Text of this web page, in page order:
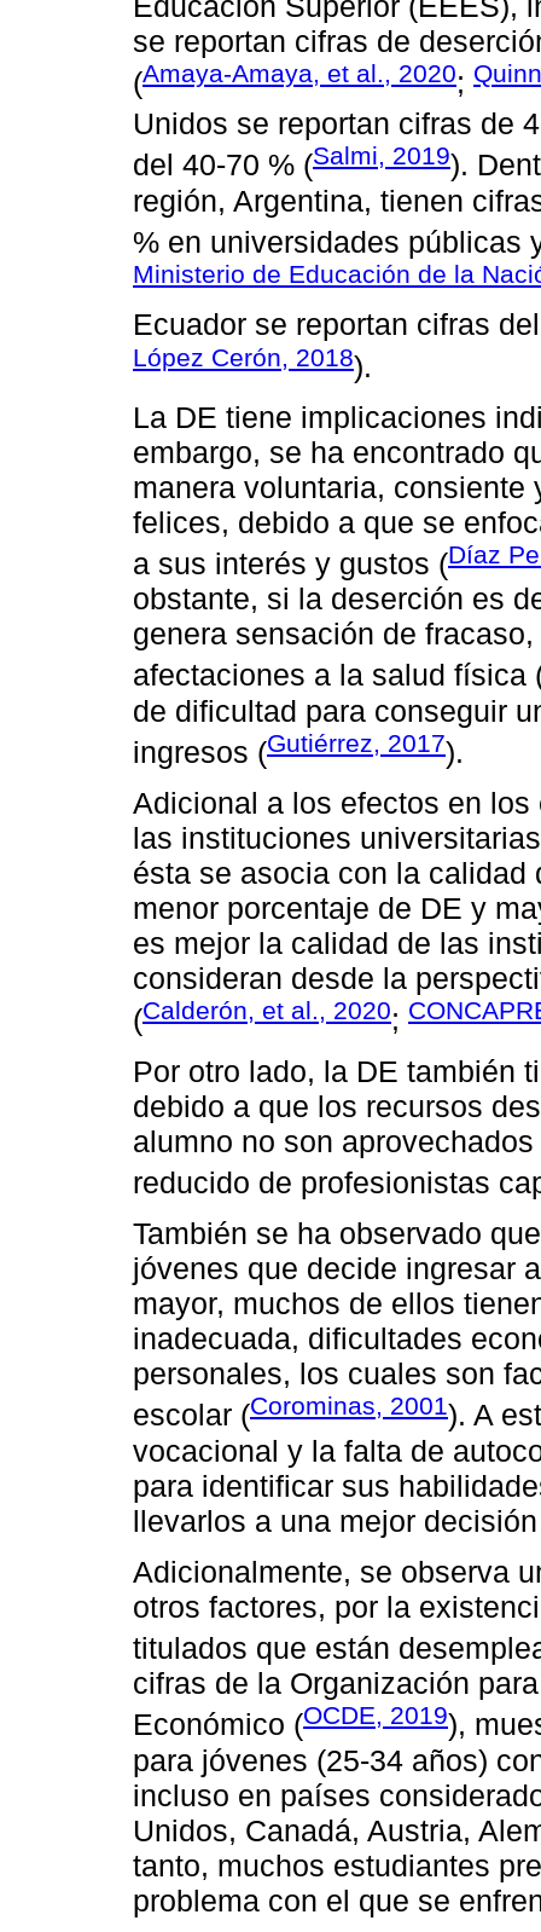
se reportan cifras de
(Amaya-Amaya, et al., 2020;
Unidos se reportan cifras de
del 40-70 % (Salmi, 2019).
región, Argentina, tienen
% en universidades públicas
Ministerio de Educación de la
Ecuador se reportan cifras
López Cerón, 2018).
La DE tiene implicaciones
embargo, se ha encontrado
manera voluntaria,
felices, debido a que se
a sus interés y gustos (Díaz
obstante, si la deserción es
genera sensación de
afectaciones a la salud física
de dificultad para conseguir
ingresos (Gutiérrez, 2017).
Adicional a los efectos en
las instituciones
ésta se asocia con la
menor porcentaje de DE y
es mejor la calidad de las
consideran desde la
(Calderón, et al., 2020;
Por otro lado, la DE también
debido a que los recursos
alumno no son
reducido de profesionistas
También se ha observado
jóvenes que decide ingresar
mayor, muchos de ellos
inadecuada, dificultades
personales, los cuales son
escolar (Corominas, 2001). A
vocacional y la falta de
para identificar sus
llevarlos a una mejor
Adicionalmente, se observa
otros factores, por la
titulados que están
cifras de la Organización
Económico (OCDE, 2019),
para jóvenes (25-34 años)
incluso en países
Unidos, Canadá, Austria,
tanto, muchos estudiantes
problema con el que se